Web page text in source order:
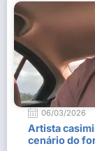
06/03/2026
Artista
cenário do